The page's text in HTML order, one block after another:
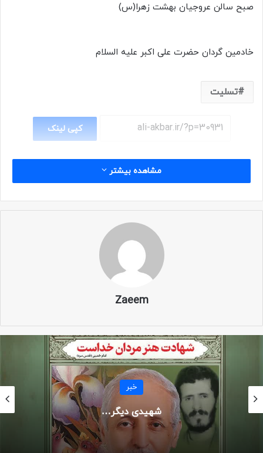
صبح سالن عروجیان بهشت زهرا(س)
خادمین گردان حضرت علی اکبر علیه السلام
تسلیت
کپی لینک
مشاهده بیشتر
Zaeem
خبر
شهیدی دیگر…